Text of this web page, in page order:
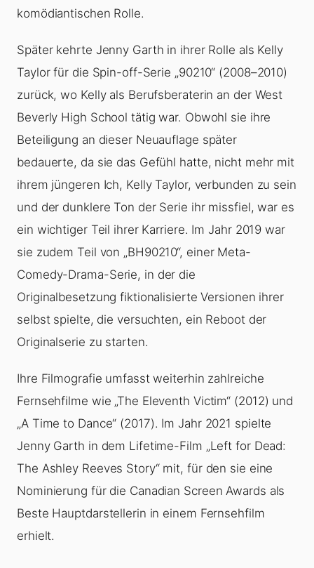
komödiantischen Rolle.
Später kehrte Jenny Garth in ihrer Rolle als Kelly
Taylor für die Spin-off-Serie „90210“ (2008–2010)
zurück, wo Kelly als Berufsberaterin an der West
Beverly High School tätig war. Obwohl sie ihre
Beteiligung an dieser Neuauflage später
bedauerte, da sie das Gefühl hatte, nicht mehr mit
ihrem jüngeren Ich, Kelly Taylor, verbunden zu sein
und der dunklere Ton der Serie ihr missfiel, war es
ein wichtiger Teil ihrer Karriere. Im Jahr 2019 war
sie zudem Teil von „BH90210“, einer Meta-
Comedy-Drama-Serie, in der die
Originalbesetzung fiktionalisierte Versionen ihrer
selbst spielte, die versuchten, ein Reboot der
Originalserie zu starten.
Ihre Filmografie umfasst weiterhin zahlreiche
Fernsehfilme wie „The Eleventh Victim“ (2012) und
„A Time to Dance“ (2017). Im Jahr 2021 spielte
Jenny Garth in dem Lifetime-Film „Left for Dead:
The Ashley Reeves Story“ mit, für den sie eine
Nominierung für die Canadian Screen Awards als
Beste Hauptdarstellerin in einem Fernsehfilm
erhielt.